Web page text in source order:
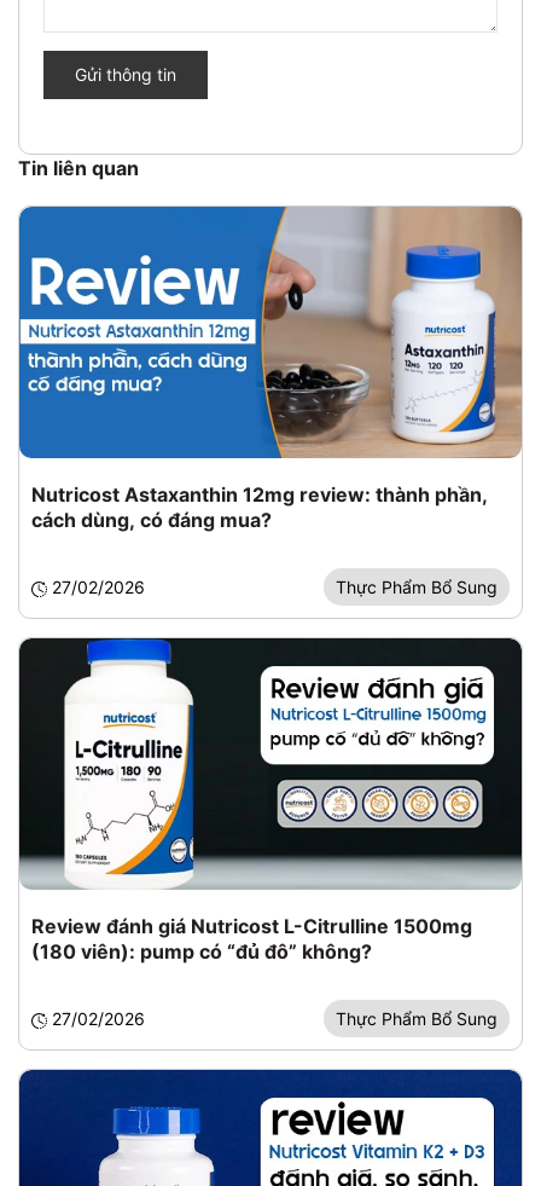
Gửi thông tin
Tin liên quan
Nutricost Astaxanthin 12mg review: thành phần,
cách dùng, có đáng mua?
27/02/2026 Thực Phẩm Bổ Sung
Review đánh giá Nutricost L-Citrulline 1500mg
(180 viên): pump có “đủ đô” không?
27/02/2026 Thực Phẩm Bổ Sung